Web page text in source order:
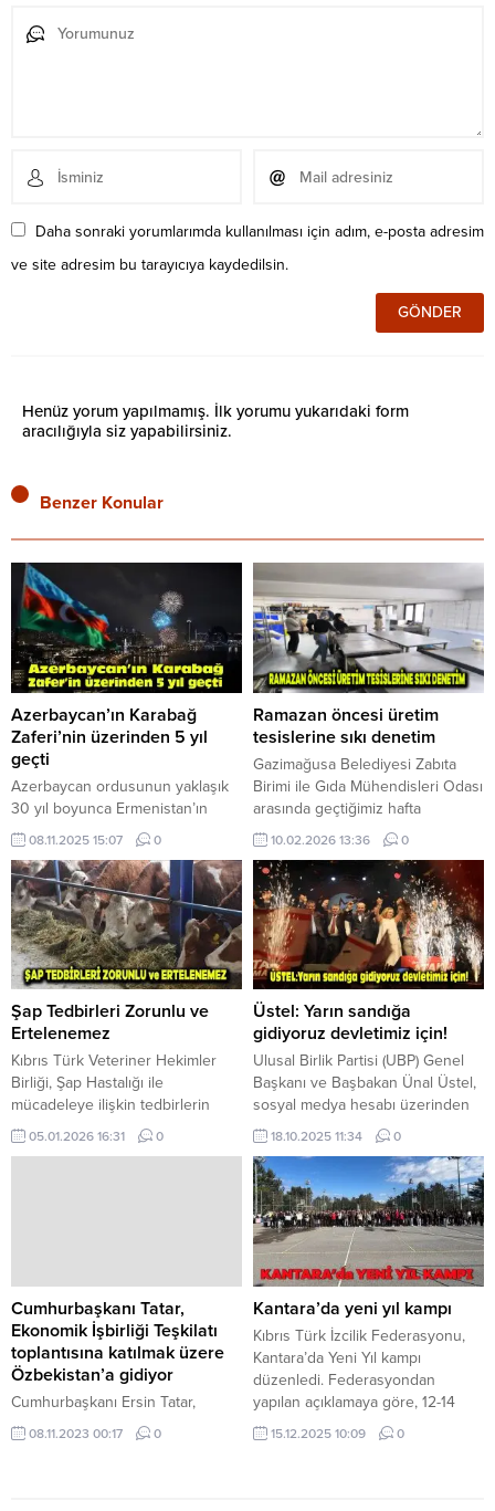
Daha sonraki yorumlarımda kullanılması için adım, e-posta adresim
ve site adresim bu tarayıcıya kaydedilsin.
Henüz yorum yapılmamış. İlk yorumu yukarıdaki form
aracılığıyla siz yapabilirsiniz.
Benzer Konular
Azerbaycan’ın Karabağ
Zaferi’nin üzerinden 5 yıl
geçti
Azerbaycan ordusunun yaklaşık
30 yıl boyunca Ermenistan’ın
işgali altında bulunan Karabağ ve
çevresindeki illeri kurtarmasının
üzerinden 5 yıl geçti. 2. Karabağ
Savaşı’nda sadece 44 gün içinde
işgal altındaki topraklarını geri
alan Azerbaycan, halkın kuşaklar
boyunca süren beklentisine son
vererek tarihi zafere imza attı.
Sovyetler Birliği’nin
dağılmasından sonra işgal ettiği
topraklardan...
08.11.2025 15:07 0
Ramazan öncesi üretim
tesislerine sıkı denetim
Gazimağusa Belediyesi Zabıta
Birimi ile Gıda Mühendisleri Odası
arasında geçtiğimiz hafta
yinelenen protokol kapsamında,
Ramazan ayı öncesinde özellikle
fırınlar ve unlu mamul üretim
tesislerine yönelik kapsamlı
denetimler gerçekleştirildi. Zabıta
Birimi ekipleri ile Gıda
Mühendislerinin birlikte
gerçekleştirdiği denetimler
sonucunda, 5 işletmeye sağlık
karnesi eksikliği nedeniyle
mevzuatta yer alan brüt asgari
ücretin...
10.02.2026 13:36 0
Şap Tedbirleri Zorunlu ve
Ertelenemez
Kıbrıs Türk Veteriner Hekimler
Birliği, Şap Hastalığı ile
mücadeleye ilişkin tedbirlerin
yürürlükteki mevzuat uyarınca
zorunlu ve ertelenemez
Birlik’ten yapılan açıklamada,
ülkede Aralık ayında Boğaziçi
köyündeki bir hayvan
işletmesinde tespit edilen Şap
Hastalığı ile mücadele...
05.01.2026 16:31 0
Üstel: Yarın sandığa
gidiyoruz devletimiz için!
Ulusal Birlik Partisi (UBP) Genel
Başkanı ve Başbakan Ünal Üstel,
sosyal medya hesabı üzerinden
dünkü Lefkoşa mitinginden bir
paylaşım yaptı. Üstel
paylaşımında, “Biz bu devleti
kurduk. Bu cumhuriyeti
yaşatmaya yemin ettik. O yemin
hala yüreğimizde, o ruh hala bu
meydanlardadır. Lefkoşa dün
gece bir kez daha kararlılığını
gösterdi. Yarın sandığa...
18.10.2025 11:34 0
Cumhurbaşkanı Tatar,
Ekonomik İşbirliği Teşkilatı
toplantısına katılmak üzere
Özbekistan’a gidiyor
Cumhurbaşkanı Ersin Tatar,
Özbekistan’ın başkenti Taşkent’te
düzenlenecek Ekonomik İşbirliği
08.11.2023 00:17 0
Kantara’da yeni yıl kampı
Kıbrıs Türk İzcilik Federasyonu,
Kantara’da Yeni Yıl kampı
düzenledi. Federasyondan
yapılan açıklamaya göre, 12-14
Aralık tarihleri arasında Kantara
Gençlik Kamp Alanı’nda 130
15.12.2025 10:09 0